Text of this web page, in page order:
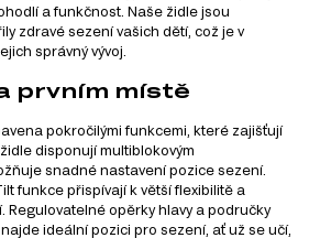
a funkčnost. Naše židle jsou
zdravé sezení vašich dětí, což je v
správný vývoj.
prvním místě
pokročilými funkcemi, které zajišťují
disponují multiblokovým
snadné nastavení pozice sezení.
funkce přispívají k větší flexibilitě a
Regulovatelné opěrky hlavy a područky
ideální pozici pro sezení, ať už se učí,